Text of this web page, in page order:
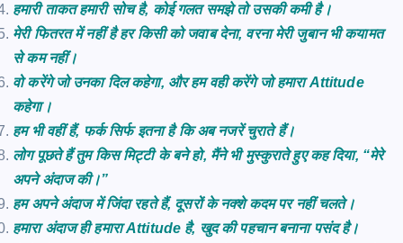
हमारी ताकत हमारी सोच है, कोई गलत समझे तो उसकी कमी है।
मेरी फितरत में नहीं है हर किसी को जवाब देना, वरना मेरी जुबान भी कयामत
से कम नहीं।
वो करेंगे जो उनका दिल कहेगा, और हम वही करेंगे जो हमारा Attitude
कहेगा।
हम भी वहीं हैं, फर्क सिर्फ इतना है कि अब नजरें चुराते हैं।
लोग पूछते हैं तुम किस मिट्टी के बने हो, मैंने भी मुस्कुराते हुए कह दिया, “मेरे
अपने अंदाज की।”
हम अपने अंदाज में जिंदा रहते हैं, दूसरों के नक्शे कदम पर नहीं चलते।
हमारा अंदाज ही हमारा Attitude है, खुद की पहचान बनाना पसंद है।